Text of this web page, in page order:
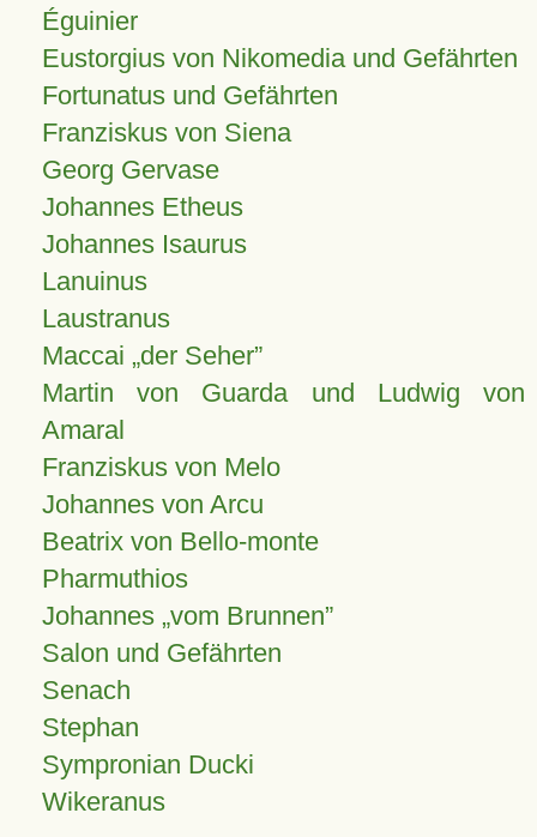
Éguinier
Eustorgius von Nikomedia und Gefährten
Fortunatus und Gefährten
Franziskus von Siena
Georg Gervase
Johannes Etheus
Johannes Isaurus
Lanuinus
Laustranus
Maccai „der Seher”
Martin von Guarda und Ludwig von
Amaral
Franziskus von Melo
Johannes von Arcu
Beatrix von Bello-monte
Pharmuthios
Johannes vom Brunnen
Salon und Gefährten
Senach
Stephan
Sympronian Ducki
Wikeranus